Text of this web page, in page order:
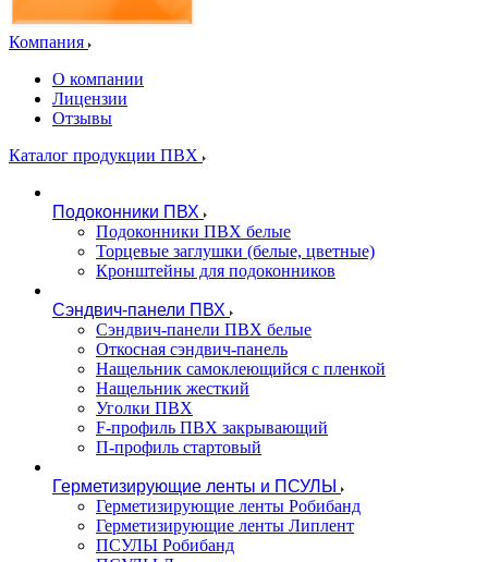
Компания
О компании
Лицензии
Отзывы
Каталог продукции ПВХ
Подоконники ПВХ
Подоконники ПВХ белые
Торцевые заглушки (белые, цветные)
Кронштейны для подоконников
Сэндвич-панели ПВХ
Сэндвич-панели ПВХ белые
Откосная сэндвич-панель
Нащельник самоклеющийся с пленкой
Нащельник жесткий
Уголки ПВХ
F-профиль ПВХ закрывающий
П-профиль стартовый
Герметизирующие ленты и ПСУЛЫ
Герметизирующие ленты Робибанд
Герметизирующие ленты Липлент
ПСУЛЫ Робибанд